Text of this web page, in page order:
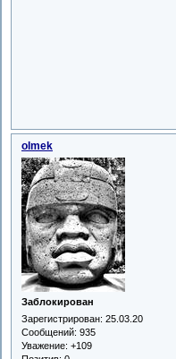
olmek
Заблокирован
Зарегистрирован: 25.03.20
Сообщений: 935
Уважение: +109